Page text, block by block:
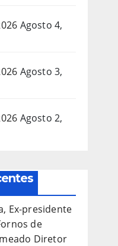
Agosto 4,
Agosto 3,
Agosto 2,
Ex-presidente
de
Diretor